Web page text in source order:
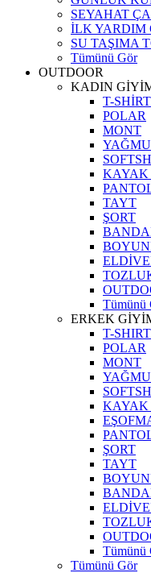
SEYAHAT
İLK YARDIM
SU TAŞIMA
Tümünü Gör
OUTDOOR
KADIN
T-SHİRT
POLAR
MONT
KAYAK
TAYT
ŞORT
Tümünü
ERKEK
T-SHIRT
POLAR
MONT
KAYAK
ŞORT
TAYT
Tümünü
Tümünü Gör